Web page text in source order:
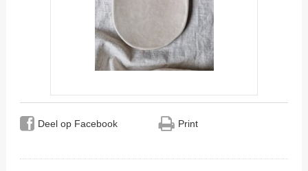
Deel op Facebook Print